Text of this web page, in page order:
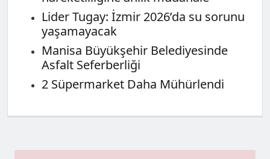
Lider Tugay: İzmir 2026’da su sorunu
yaşamayacak
Manisa Büyükşehir Belediyesinde
Asfalt Seferberliği
2 Süpermarket Daha Mühürlendi